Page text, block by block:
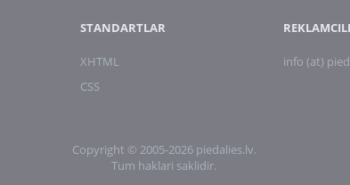
STANDARTLAR
XHTML
CSS
info (at)
Copyright © 2005-2026 piedalies.lv.
Tum haklari saklidir.